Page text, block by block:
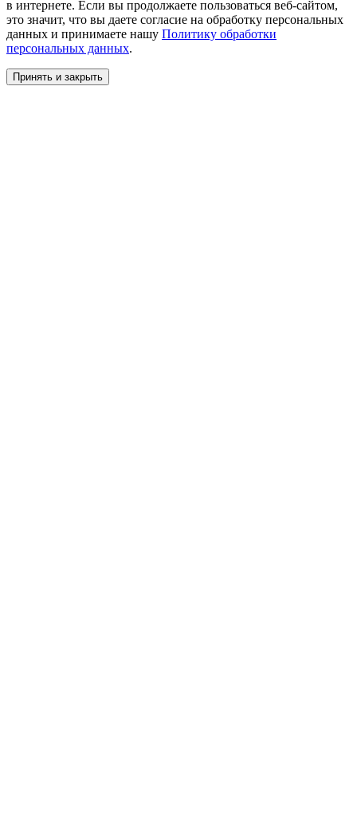
в интернете. Если вы продолжаете пользоваться веб-сайтом,
это значит, что вы даете cогласие на обработку персональных
данных и принимаете нашу Политику обработки
персональных данных.
Принять и закрыть